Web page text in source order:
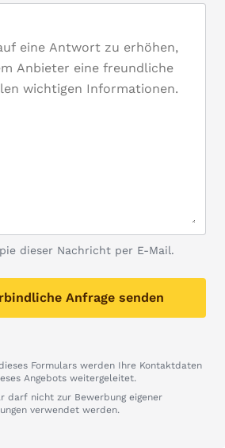
dieser Nachricht per E-Mail.
Anfrage senden
Formulars werden Ihre Kontaktdaten
Angebots weitergeleitet.
darf nicht zur Bewerbung eigener
verwendet werden.